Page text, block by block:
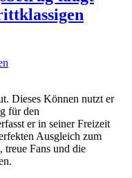
Dieses Können nutzt er
für den
er in seiner Freizeit
Ausgleich zum
treue Fans und die